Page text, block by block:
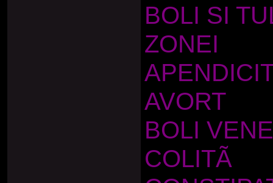
BOLI SI
ZONEI
AVORT
BOLI
COLITÃ